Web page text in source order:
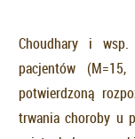
Choudhary i
pacjentów
potwierdzoną
trwania choroby u